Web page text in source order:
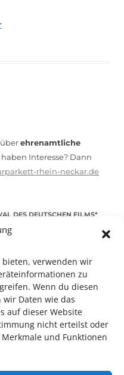
verwenden wir
zu
Wenn du diesen
Daten wie das
auf dieser Website
nicht erteilst oder
und Funktionen
ehrenamtliche
haben Interesse? Dann
rhein-neckar.de
DES DEUTSCHEN FILMS*